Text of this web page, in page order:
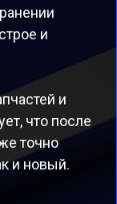
и
и
что после
точно
и новый.